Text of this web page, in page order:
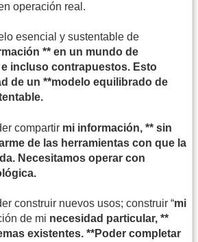
operación real.
esencial y sustentable de
** en un mundo de
incluso contrapuestos. Esto
de un **modelo equilibrado de
compartir mi información, ** sin
de las herramientas con que la
Necesitamos operar con
construir nuevos usos; construir “mi
de mi necesidad particular, **
existentes. **Poder completar